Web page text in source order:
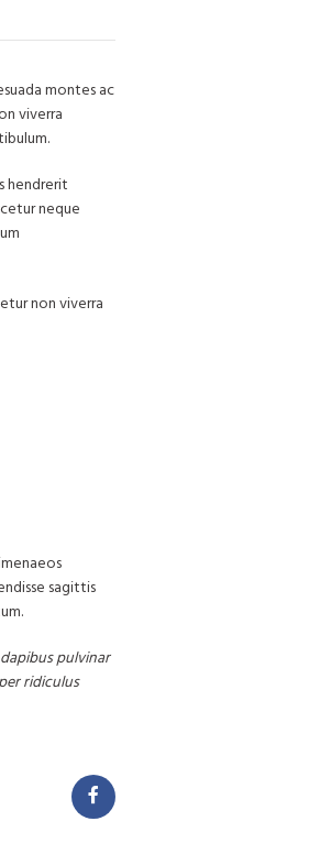
montes ac
viverra
hendrerit
neque
non viverra
sagittis
pulvinar
ridiculus